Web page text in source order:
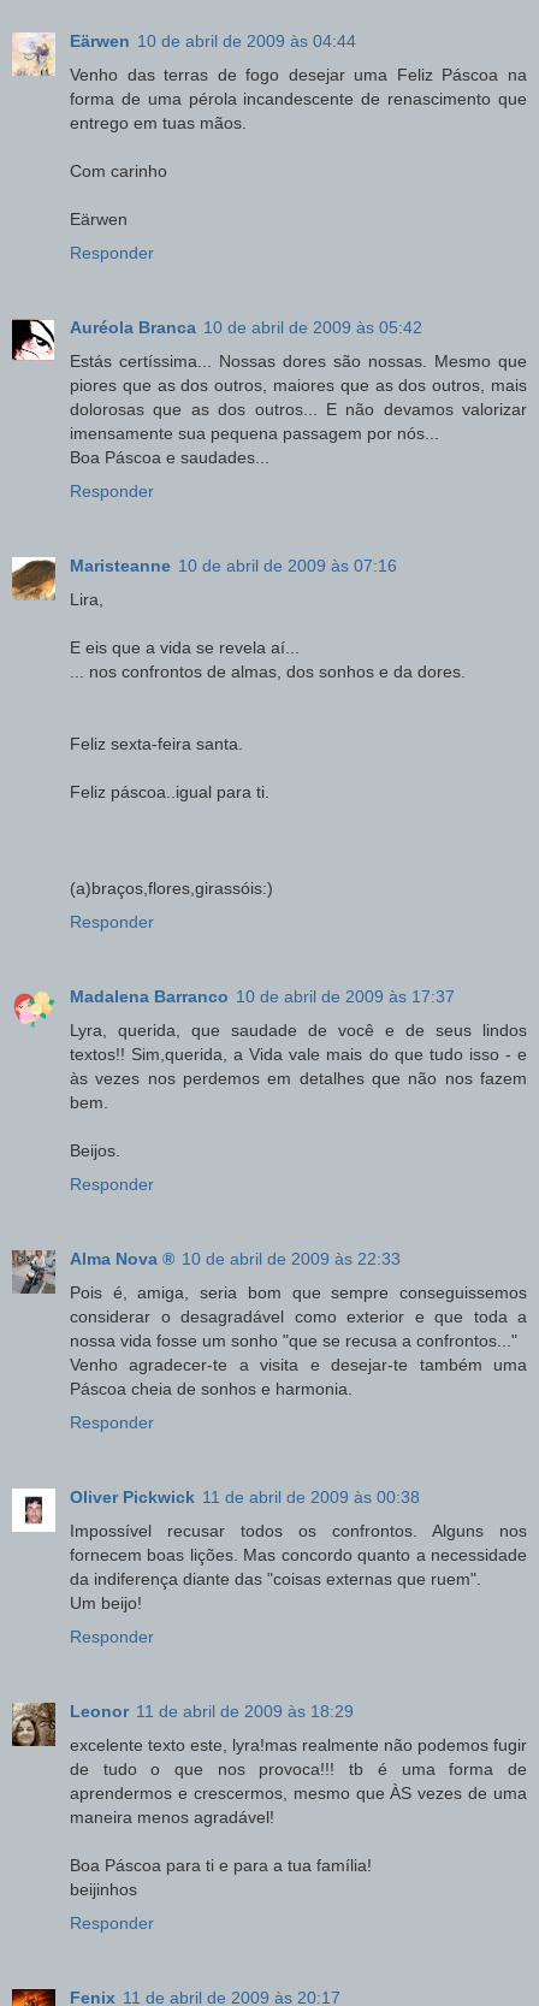
Eärwen 10 de abril de 2009 às 04:44
Venho das terras de fogo desejar uma Feliz Páscoa na
forma de uma pérola incandescente de renascimento que
entrego em tuas mãos.
Com carinho
Eärwen
Responder
Auréola Branca 10 de abril de 2009 às 05:42
Estás certíssima... Nossas dores são nossas. Mesmo que
piores que as dos outros, maiores que as dos outros, mais
dolorosas que as dos outros... E não devamos valorizar
imensamente sua pequena passagem por nós...
Boa Páscoa e saudades...
Responder
Maristeanne 10 de abril de 2009 às 07:16
Lira,
E eis que a vida se revela aí...
... nos confrontos de almas, dos sonhos e da dores.
Feliz sexta-feira santa.
Feliz páscoa..igual para ti.
(a)braços,flores,girassóis:)
Responder
Madalena Barranco 10 de abril de 2009 às 17:37
Lyra, querida, que saudade de você e de seus lindos
textos!! Sim,querida, a Vida vale mais do que tudo isso - e
às vezes nos perdemos em detalhes que não nos fazem
bem.
Beijos.
Responder
Alma Nova ® 10 de abril de 2009 às 22:33
Pois é, amiga, seria bom que sempre conseguissemos
considerar o desagradável como exterior e que toda a
nossa vida fosse um sonho "que se recusa a confrontos..."
Venho agradecer-te a visita e desejar-te também uma
Páscoa cheia de sonhos e harmonia.
Responder
Oliver Pickwick 11 de abril de 2009 às 00:38
Impossível recusar todos os confrontos. Alguns nos
fornecem boas lições. Mas concordo quanto a necessidade
da indiferença diante das "coisas externas que ruem".
Um beijo!
Responder
Leonor 11 de abril de 2009 às 18:29
excelente texto este, lyra!mas realmente não podemos fugir
de tudo o que nos provoca!!! tb é uma forma de
aprendermos e crescermos, mesmo que ÀS vezes de uma
maneira menos agradável!
Boa Páscoa para ti e para a tua família!
beijinhos
Responder
Fenix 11 de abril de 2009 às 20:17